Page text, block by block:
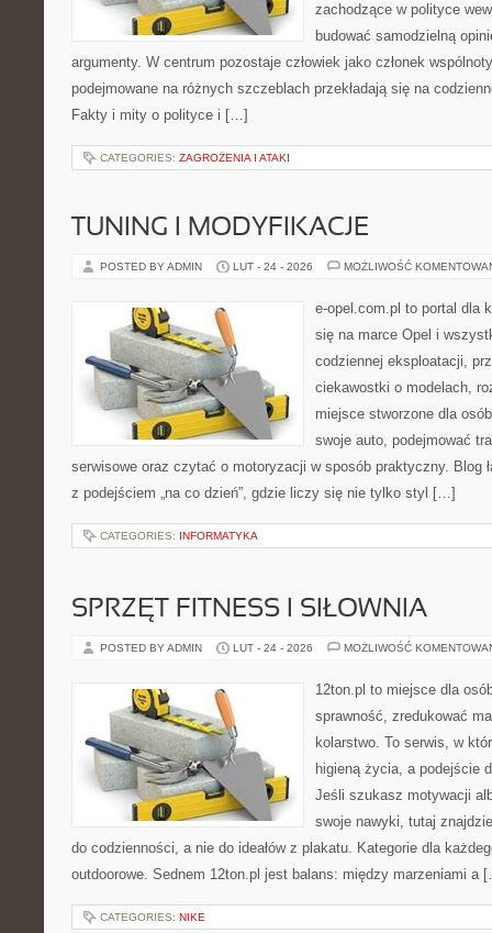
zachodzące w polityce
budować samodzielną
argumenty. W centrum pozostaje człowiek jako członek
podejmowane na różnych szczeblach przekładają się na
Fakty i mity o polityce i […]
CATEGORIES: ZAGROŻENIA I ATAKI
TUNING I MODYFIKACJE
POSTED BY ADMIN LUT - 24 - 2026 MOŻLIWOŚĆ
e-opel.com.pl to portal dla
się na marce Opel i
codziennej eksploatacji,
ciekawostki o modelach,
miejsce stworzone dla
swoje auto, podejmować
serwisowe oraz czytać o motoryzacji w sposób praktyczny. Blog
z podejściem „na co dzień”, gdzie liczy się nie tylko styl […]
CATEGORIES: INFORMATYKA
SPRZĘT FITNESS I SIŁOWNIA
POSTED BY ADMIN LUT - 24 - 2026 MOŻLIWOŚĆ
12ton.pl to miejsce dla
sprawność, zredukować
kolarstwo. To serwis, w
higieną życia, a podejście
Jeśli szukasz motywacji
swoje nawyki, tutaj
do codzienności, a nie do ideałów z plakatu. Kategorie dla
outdoorowe. Sednem 12ton.pl jest balans: między marzeniami a
CATEGORIES: NIKE